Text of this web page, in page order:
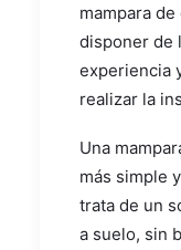
mampara
disponer de
experiencia
realizar la
Una
más simple
trata de un
a suelo, sin